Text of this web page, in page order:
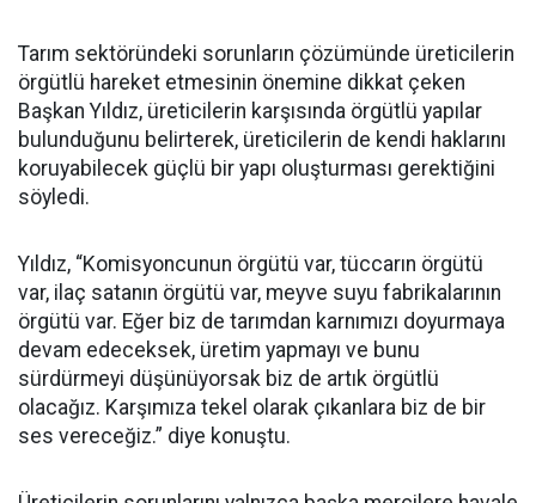
Tarım sektöründeki sorunların çözümünde üreticilerin
örgütlü hareket etmesinin önemine dikkat çeken
Başkan Yıldız, üreticilerin karşısında örgütlü yapılar
bulunduğunu belirterek, üreticilerin de kendi haklarını
koruyabilecek güçlü bir yapı oluşturması gerektiğini
söyledi.
Yıldız, “Komisyoncunun örgütü var, tüccarın örgütü
var, ilaç satanın örgütü var, meyve suyu fabrikalarının
örgütü var. Eğer biz de tarımdan karnımızı doyurmaya
devam edeceksek, üretim yapmayı ve bunu
sürdürmeyi düşünüyorsak biz de artık örgütlü
olacağız. Karşımıza tekel olarak çıkanlara biz de bir
ses vereceğiz.” diye konuştu.